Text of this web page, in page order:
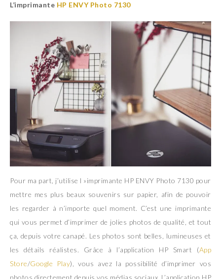
L’imprimante HP ENVY Photo 7130
Pour ma part, j’utilise l »imprimante HP ENVY Photo 7130 pour
mettre mes plus beaux souvenirs sur papier, afin de pouvoir
les regarder à n’importe quel moment. C’est une imprimante
qui vous permet d’imprimer de jolies photos de qualité, et tout
ça, depuis votre canapé. Les photos sont belles, lumineuses et
les détails réalistes. Grâce à l’application HP Smart (App
Store/Google Play), vous avez la possibilité d’imprimer vos
photos directement depuis vos médias sociaux. L’application HP